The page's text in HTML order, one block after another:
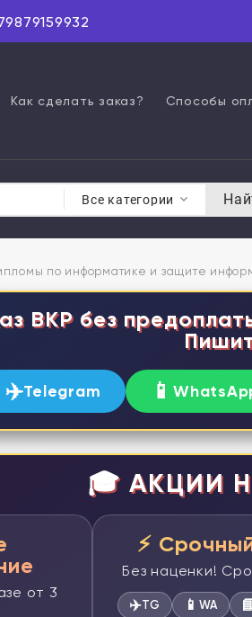
Как сделать заказ? Способы
Все категории
по информатике и защите
ВКР без
✈️Telegram 📱
🎓 АКЦИИ
от 3
⚡
Без наценки!
✈️TG 📱 WA